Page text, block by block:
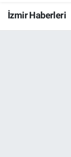
İzmir Haberleri
Resmi